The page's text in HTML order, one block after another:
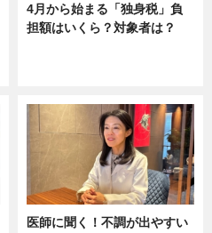
4月から始まる「独身税」負
担額はいくら？対象者は？
医師に聞く！不調が出やすい